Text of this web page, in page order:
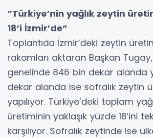
“Türkiye’nin yağlık zeytin
18’i İzmir’de”
Toplantıda İzmir’deki zeytin
rakamları aktaran Başkan
genelinde 846 bin dekar alanda
dekar alanda ise sofralık zeytin
yapılıyor. Türkiye’deki toplam
üretiminin yaklaşık yüzde 18’ini
karşılıyor. Sofralık zeytinde ise